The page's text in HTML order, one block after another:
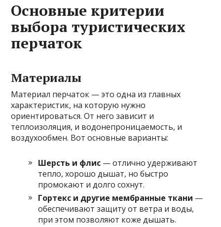
Основные критерии
выбора туристических
перчаток
Материалы
Материал перчаток — это одна из главных
характеристик, на которую нужно
ориентироваться. От него зависит и
теплоизоляция, и водонепроницаемость, и
воздухообмен. Вот основные варианты:
Шерсть и флис — отлично удерживают
тепло, хорошо дышат, но быстро
промокают и долго сохнут.
Гортекс и другие мембранные ткани —
обеспечивают защиту от ветра и воды,
при этом позволяют коже дышать.